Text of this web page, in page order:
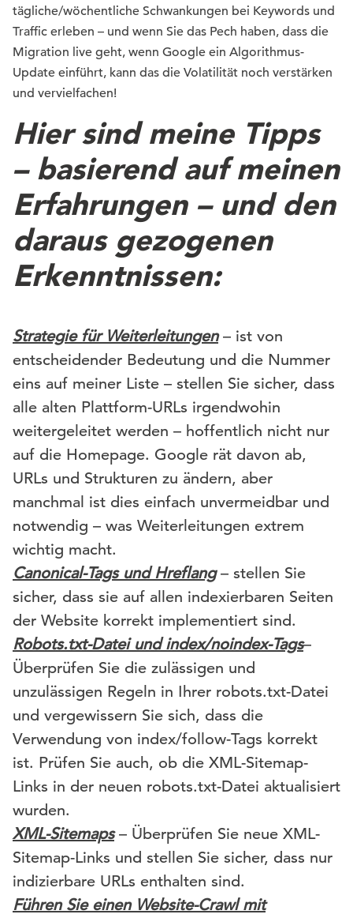
tägliche/wöchentliche Schwankungen bei Keywords und
Traffic erleben – und wenn Sie das Pech haben, dass die
Migration live geht, wenn Google ein Algorithmus-
Update einführt, kann das die Volatilität noch verstärken
und vervielfachen!
Hier sind meine Tipps
– basierend auf meinen
Erfahrungen – und den
daraus gezogenen
Erkenntnissen:
Strategie für Weiterleitungen– ist von
entscheidender Bedeutung und die Nummer
eins auf meiner Liste – stellen Sie sicher, dass
alle alten Plattform-URLs irgendwohin
weitergeleitet werden – hoffentlich nicht nur
auf die Homepage. Google rät davon ab,
URLs und Strukturen zu ändern, aber
manchmal ist dies einfach unvermeidbar und
notwendig – was Weiterleitungen extrem
wichtig macht.
Canonical-Tags und Hreflang– stellen Sie
sicher, dass sie auf allen indexierbaren Seiten
der Website korrekt implementiert sind.
Robots.txt-Datei und index/noindex-Tags–
Überprüfen Sie die zulässigen und
unzulässigen Regeln in Ihrer robots.txt-Datei
und vergewissern Sie sich, dass die
Verwendung von index/follow-Tags korrekt
ist. Prüfen Sie auch, ob die XML-Sitemap-
Links in der neuen robots.txt-Datei aktualisiert
wurden.
XML-Sitemaps– Überprüfen Sie neue XML-
Sitemap-Links und stellen Sie sicher, dass nur
indizierbare URLs enthalten sind.
Führen Sie einen Website-Crawl mit